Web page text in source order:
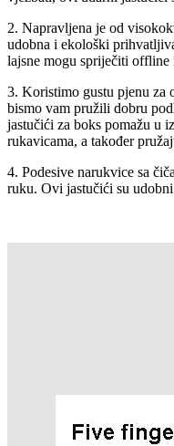
2. Napravljena je od
udobna i ekološki
lajsne mogu spriječiti offline
3. Koristimo gustu pjenu za
bismo vam pružili dobru
jastučići za boks pomažu u
rukavicama, a također
4. Podesive narukvice sa
ruku. Ovi jastučići su